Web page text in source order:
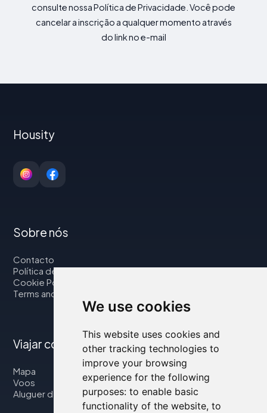
We use cookies
This website uses cookies and
other tracking technologies to
improve your browsing
experience for the following
purposes: to enable basic
functionality of the website, to
consulte nossa Política de Privacidade. Você pode
cancelar a inscrição a qualquer momento através
do link no e-mail
Housity
Sobre nós
Contacto
Política de privacidade
Cookie Policy
Terms and Conditions
Viajar connosco
Mapa
Voos
Aluguer de automóveis